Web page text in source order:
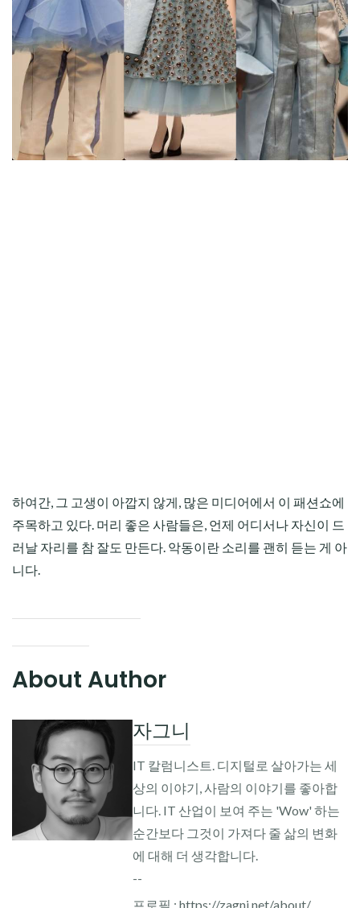
하여간, 그 고생이 아깝지 않게, 많은 미디어에서 이 패션쇼에
주목하고 있다. 머리 좋은 사람들은, 언제 어디서나 자신이 드
러날 자리를 참 잘도 만든다. 악동이란 소리를 괜히 듣는 게 아
니다.
About Author
자그니
IT 칼럼니스트. 디지털로 살아가는 세
상의 이야기, 사람의 이야기를 좋아합
니다. IT 산업이 보여 주는 'Wow' 하는
순간보다 그것이 가져다 줄 삶의 변화
에 대해 더 생각합니다.
--
프로필 : https://zagni.net/about/